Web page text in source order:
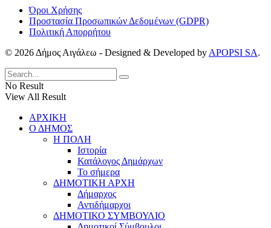
Όροι Χρήσης
Προστασία Προσωπικών Δεδομένων (GDPR)
Πολιτική Απορρήτου
© 2026 Δήμος Αιγάλεω - Designed & Developed by APOPSI SA.
No Result
View All Result
ΑΡΧΙΚΗ
Ο ΔΗΜΟΣ
Η ΠΟΛΗ
Ιστορία
Κατάλογος Δημάρχων
Το σήμερα
ΔΗΜΟΤΙΚΗ ΑΡΧΗ
Δήμαρχος
Αντιδήμαρχοι
ΔΗΜΟΤΙΚΟ ΣΥΜΒΟΥΛΙΟ